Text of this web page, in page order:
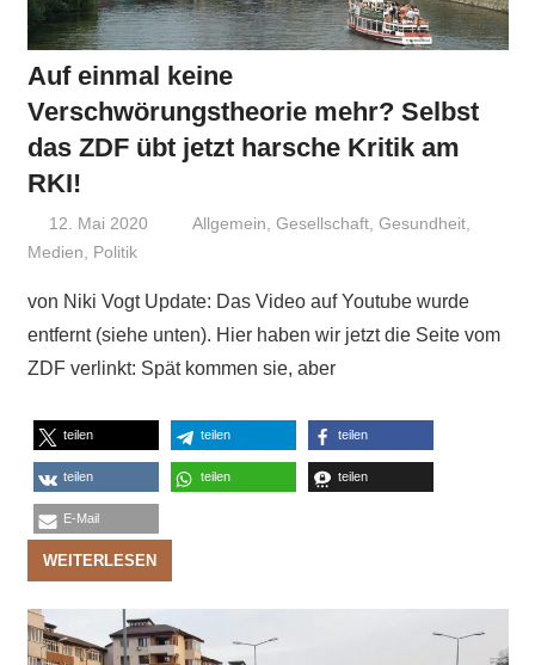
Auf einmal keine
Verschwörungstheorie mehr? Selbst
das ZDF übt jetzt harsche Kritik am
RKI!
12. Mai 2020 Niki Vogt
Allgemein ,Gesellschaft ,Gesundheit
Medien
Politik
von Niki Vogt Update: Das Video auf Youtube wurde
entfernt (siehe unten). Hier haben wir jetzt die Seite vom
ZDF verlinkt: Spät kommen sie, aber
teilen teilen teilen
teilen teilen teilen
E-Mail
WEITERLESEN